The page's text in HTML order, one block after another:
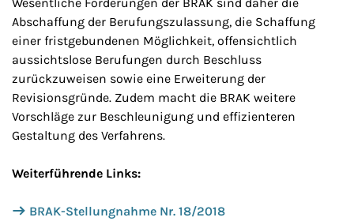
Abschaffung der Berufungszulassung, die Schaffung
einer fristgebundenen Möglichkeit, offensichtlich
aussichtslose Berufungen durch Beschluss
zurückzuweisen sowie eine Erweiterung der
Revisionsgründe. Zudem macht die BRAK weitere
Vorschläge zur Beschleunigung und effizienteren
Gestaltung des Verfahrens.
Weiterführende Links:
BRAK-Stellungnahme Nr. 18/2018